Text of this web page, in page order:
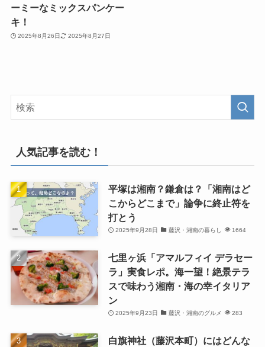
ーミーなミックスパンケー
キ！
2025年8月26日 2025年8月27日
人気記事を読む！
平塚は湘南？鎌倉は？「湘南はど
こからどこまで」論争に終止符を
打とう
2025年9月28日 藤沢・湘南の暮らし 1664
七里ヶ浜「アマルフィイ デラセー
ラ」実食レポ。海一望！絶景テラ
スで味わう湘南・海の幸イタリア
ン
2025年9月23日 藤沢・湘南のグルメ 283
白旗神社（藤沢本町）にはどんな